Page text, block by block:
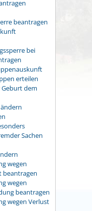
beantragen
bei
erteilen
Geburt dem
Sachen
wegen
beantragen
wegen
beantragen
wegen Verlust